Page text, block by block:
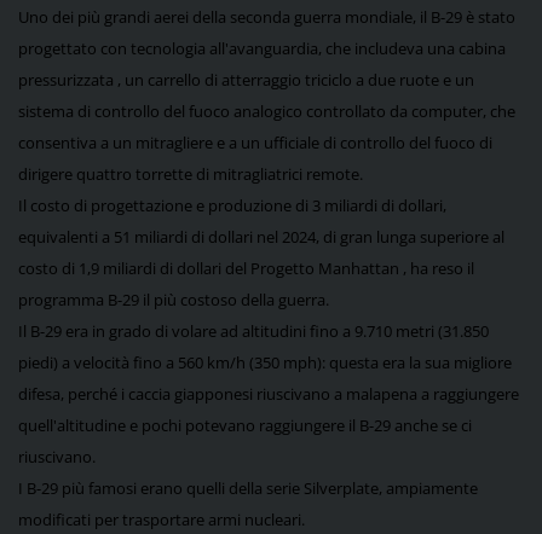
Uno dei più grandi aerei della seconda guerra mondiale, il B-29 è stato
progettato con tecnologia all'avanguardia, che includeva una cabina
pressurizzata , un carrello di atterraggio triciclo a due ruote e un
sistema di controllo del fuoco analogico controllato da computer, che
consentiva a un mitragliere e a un ufficiale di controllo del fuoco di
dirigere quattro torrette di mitragliatrici remote.
Il costo di progettazione e produzione di 3 miliardi di dollari,
equivalenti a 51 miliardi di dollari nel 2024, di gran lunga superiore al
costo di 1,9 miliardi di dollari del Progetto Manhattan , ha reso il
programma B-29 il più costoso della guerra.
Il B-29 era in grado di volare ad altitudini fino a 9.710 metri (31.850
piedi) a velocità fino a 560 km/h (350 mph): questa era la sua migliore
difesa, perché i caccia giapponesi riuscivano a malapena a raggiungere
quell'altitudine e pochi potevano raggiungere il B-29 anche se ci
riuscivano.
I B-29 più famosi erano quelli della serie Silverplate, ampiamente
modificati per trasportare armi nucleari.